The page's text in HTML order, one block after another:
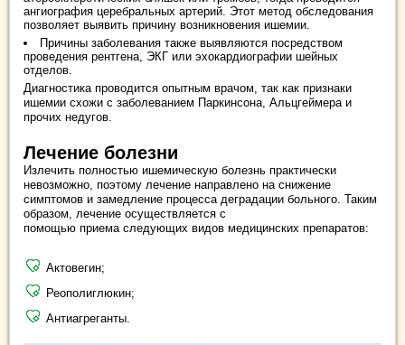
ангиография церебральных артерий. Этот метод обследования
позволяет выявить причину возникновения ишемии.
Причины заболевания также выявляются посредством
проведения рентгена, ЭКГ или эхокардиографии шейных
отделов.
Диагностика проводится опытным врачом, так как признаки
ишемии схожи с заболеванием Паркинсона, Альцгеймера и
прочих недугов.
Лечение болезни
Излечить полностью ишемическую болезнь практически
невозможно, поэтому лечение направлено на снижение
симптомов и замедление процесса деградации больного. Таким
образом, лечение осуществляется с
помощью приема следующих видов медицинских препаратов:
Актовегин;
Реополиглюкин;
Антиагреганты.